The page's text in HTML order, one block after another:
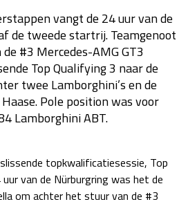
zo 21:00 - 23:00
30 okt - 01 nov
za 22:00 - 23:00
zo 21:00 - 23:00
za 19:00 - 20:00
zo 18:00 - 20:00
vangt de 24 uur van de
de tweede startrij. Teamgenoot
#3 Mercedes-AMG GT3
Top Qualifying 3 naar de
twee Lamborghini’s en de
Pole position was voor
Lamborghini ABT.
topkwalificatiesessie, Top
van de Nürburgring was het de
om achter het stuur van de #3